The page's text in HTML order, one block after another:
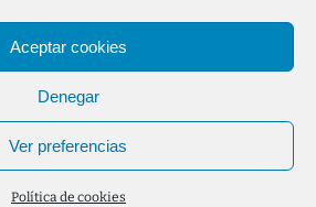
Aceptar cookies
Denegar
Ver preferencias
Política de cookies